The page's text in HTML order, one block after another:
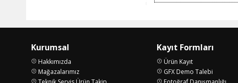
Kurumsal
Hakkımızda
Mağazalarımız
Kayıt Formları
Ürün Kayıt
GFX Demo Talebi